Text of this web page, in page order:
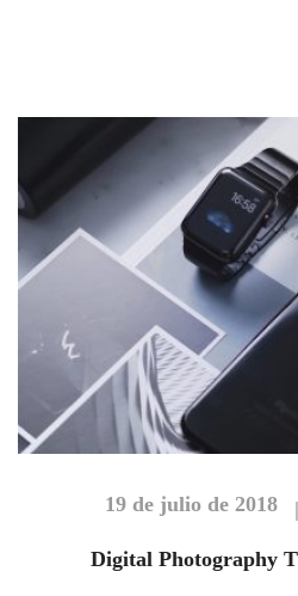
19 de julio de 2018
Digital Photography